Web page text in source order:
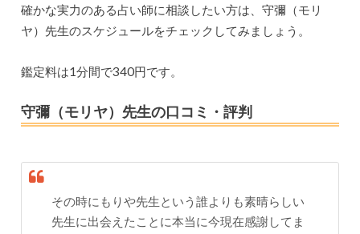
確かな実力のある占い師に相談したい方は、守彌（モリ
ヤ）先生のスケジュールをチェックしてみましょう。
鑑定料は1分間で340円です。
守彌（モリヤ）先生の口コミ・評判
その時にもりや先生という誰よりも素晴らしい
先生に出会えたことに本当に今現在感謝してま